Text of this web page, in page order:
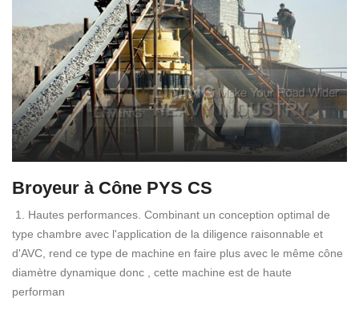
Broyeur à Cône PYS CS
1. Hautes performances. Combinant un conception optimal de
type chambre avec l'application de la diligence raisonnable et
d'AVC, rend ce type de machine en faire plus avec le même cône
diamètre dynamique donc , cette machine est de haute
performan